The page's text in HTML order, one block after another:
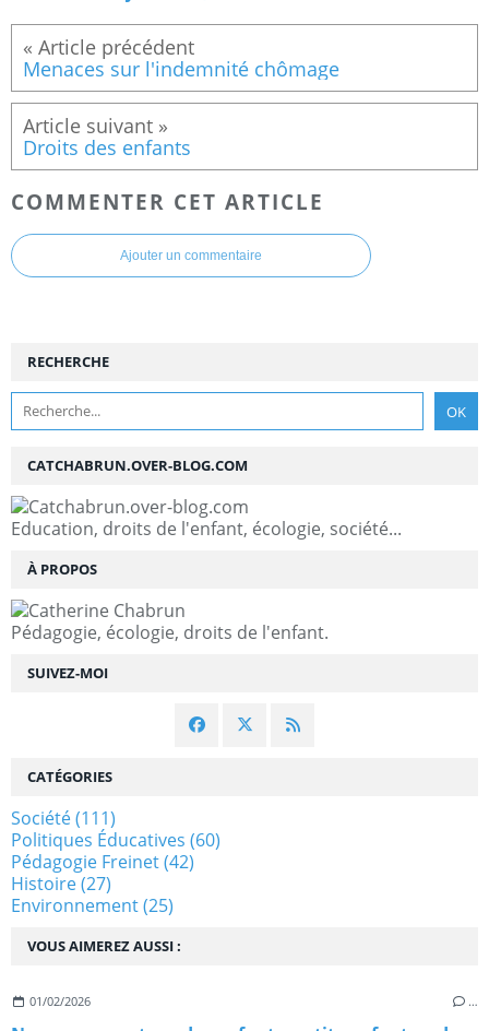
Menaces sur l'indemnité chômage
Droits des enfants
COMMENTER CET ARTICLE
Ajouter un commentaire
SUIVEZ-MOI
RECHERCHE
CATCHABRUN.OVER-BLOG.COM
Education, droits de l'enfant, écologie, société...
À PROPOS
Pédagogie, écologie, droits de l'enfant.
VOUS AIMEREZ AUSSI :
01/02/2026 …
CATÉGORIES
Société(111)
Politiques Éducatives (60)
Pédagogie Freinet(42)
Histoire(27)
Environnement(25)